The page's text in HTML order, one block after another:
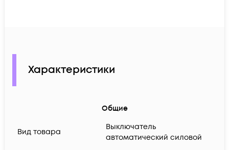
Характеристики
Общие
Вид товара
Выключатель
автоматический силовой